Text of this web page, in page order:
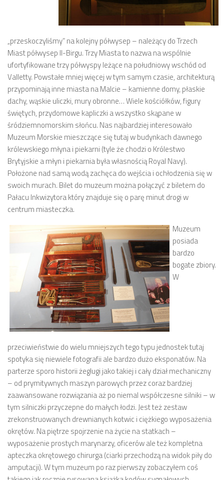
„przeskoczyliśmy” na kolejny półwysep – należący do Trzech
Miast półwysep Il-Birgu. Trzy Miasta to nazwa na wspólnie
ufortyfikowane trzy półwyspy leżące na południowy wschód od
Valletty. Powstałe mniej więcej w tym samym czasie, architekturą
przypominają inne miasta na Malcie – kamienne domy, płaskie
dachy, wąskie uliczki, mury obronne… Wiele kościółków, figury
świętych, przydomowe kapliczki a wszystko skąpane w
śródziemnomorskim słońcu. Nas najbardziej interesowało
Muzeum Morskie mieszczące się tutaj w budynkach dawnego
królewskiego młyna i piekarni (tyle że chodzi o Królestwo
Brytyjskie a młyn i piekarnia była własnością Royal Navy).
Położone nad samą wodą zachęca do wejścia i ochłodzenia się w
swoich murach. Bilet do muzeum można połączyć z biletem do
Pałacu Inkwizytora który znajduje się o parę minut drogi w
centrum miasteczka.
Muzeum
posiada
bardzo
bogate zbiory.
W
przeciwieństwie do wielu mniejszych tego typu jednostek tutaj
spotyka się niewiele fotografii ale bardzo dużo eksponatów. Na
parterze sporo historii żeglugi jako takiej i cały dział mechaniczny
– od prymitywnych maszyn parowych przez coraz bardziej
zaawansowane rozwiązania aż po niemal współczesne silniki – w
tym silniczki przyczepne do małych łodzi. Jest też zestaw
zrekonstruowanych drewnianych kotwic i ciężkiego wyposażenia
okrętów. Na piętrze spojrzenie na życie na statkach –
wyposażenie prostych marynarzy, oficerów ale też kompletna
apteczka okrętowego chirurga (ciarki przechodzą na widok piły do
amputacji). W tym muzeum po raz pierwszy zobaczyłem coś